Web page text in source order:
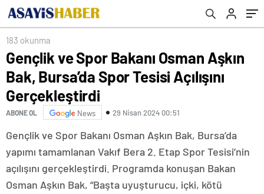
183 okunma
Gençlik ve Spor Bakanı Osman Aşkın
Bak, Bursa’da Spor Tesisi Açılışını
Gerçekleştirdi
ABONE OL News 29 Nisan 2024 00:51
Gençlik ve Spor Bakanı Osman Aşkın Bak, Bursa’da
yapımı tamamlanan Vakıf Bera 2. Etap Spor Tesisi’nin
açılışını gerçekleştirdi. Programda konuşan Bakan
Osman Aşkın Bak, “Başta uyuşturucu, içki, kötü